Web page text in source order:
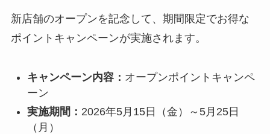
新店舗のオープンを記念して、期間限定でお得な
ポイントキャンペーンが実施されます。
キャンペーン内容： オープンポイントキャンペ
ーン
実施期間： 2026年5月15日（金）～5月25日
（月）